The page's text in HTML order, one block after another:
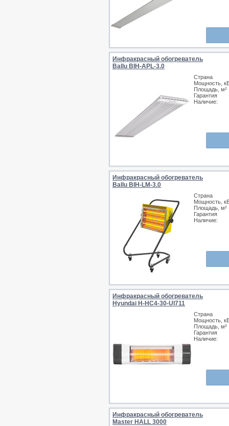
Инфракрасный обогреватель
Ballu BIH-APL-3.0
Страна
Мощность,
Площадь, м²
Гарантия
Наличие:
Инфракрасный обогреватель
Ballu BIH-LM-3.0
Страна
Мощность,
Площадь, м²
Гарантия
Наличие:
Инфракрасный обогреватель
Hyundai H-HC4-30-UI711
Страна
Мощность,
Площадь, м²
Гарантия
Наличие:
Инфракрасный обогреватель
Master HALL 3000